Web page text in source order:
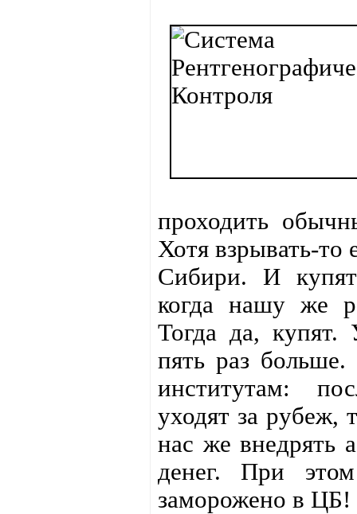
проходить
Хотя взрывать-то
Сибири. И купят
когда нашу же
Тогда да, купят.
пять раз больше.
институтам:
уходят за рубеж,
нас же внедрять
денег. При
заморожено в ЦБ!